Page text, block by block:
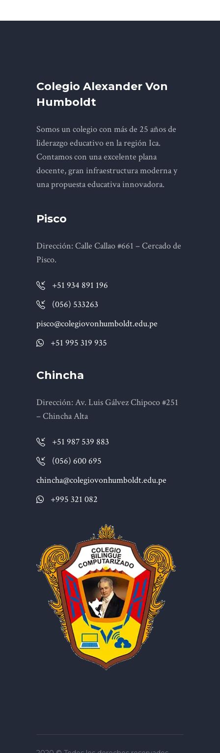
Colegio Alexander Von
Humboldt
Somos un colegio con más de 25 años de
liderazgo educativo en la región Ica.
Contamos con una excelente plana
docente, gran infraestructura moderna y
una propuesta educativa innovadora.
Pisco
Dirección: Calle Callao #661 – Cercado de
Pisco.
+51 934 891 196
(056) 533263
pisco@colegiovonhumboldt.edu.pe
+51 995 319 935
Chincha
Dirección: Av. Luis Gálvez Chipoco #251
– Chincha Alta
+51 987 539 883
(056) 600 695
chincha@colegiovonhumboldt.edu.pe
+995 321 082